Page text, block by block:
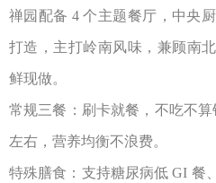
禅园配备 4个主题餐厅，中央
打造，主打岭南风味，兼顾南
鲜现做。
常规三餐：刷卡就餐，不吃不
左右，营养均衡不浪费。
特殊膳食：支持糖尿病低 GI 餐